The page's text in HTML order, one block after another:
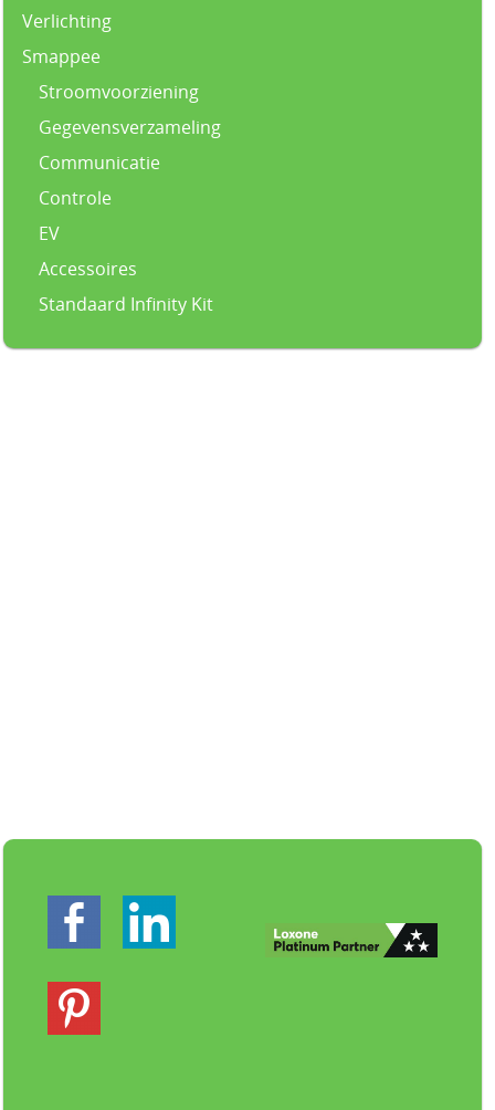
Verlichting
Smappee
Stroomvoorziening
Gegevensverzameling
Communicatie
Controle
EV
Accessoires
Standaard Infinity Kit